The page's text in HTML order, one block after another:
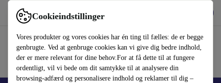
Cookieindstillinger
Vores produkter og vores cookies har én ting til fælles: de er begge
genbrugte. Ved at genbruge cookies kan vi give dig bedre indhold,
der er mere relevant for dine behov.For at få dette til at fungere
ordentligt, vil vi bede om dit samtykke til at analysere din
browsing-adfærd og personalisere indhold og reklamer til dig –
Brug refurbed hurtigt og nemt